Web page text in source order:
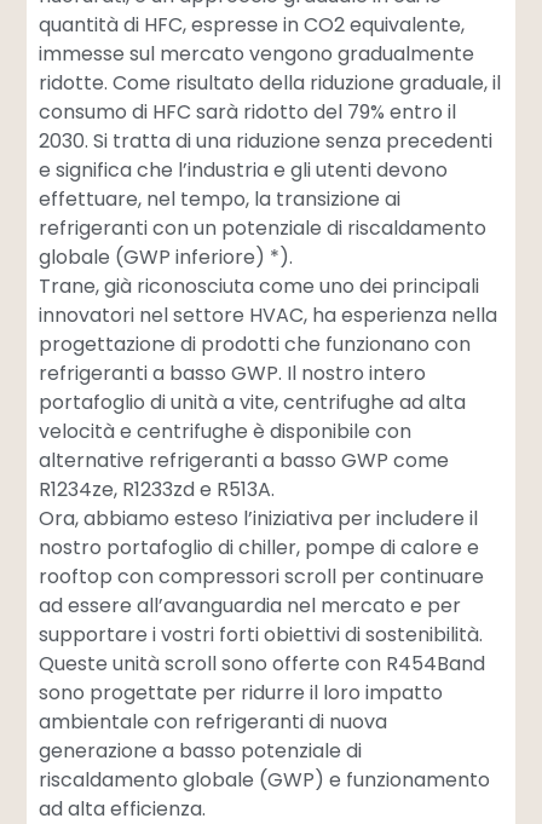
quantità di HFC, espresse in CO2 equivalente,
immesse sul mercato vengono gradualmente
ridotte. Come risultato della riduzione graduale, il
consumo di HFC sarà ridotto del 79% entro il
2030. Si tratta di una riduzione senza precedenti
e significa che l’industria e gli utenti devono
effettuare, nel tempo, la transizione ai
refrigeranti con un potenziale di riscaldamento
globale (GWP inferiore) *).
Trane, già riconosciuta come uno dei principali
innovatori nel settore HVAC, ha esperienza nella
progettazione di prodotti che funzionano con
refrigeranti a basso GWP. Il nostro intero
portafoglio di unità a vite, centrifughe ad alta
velocità e centrifughe è disponibile con
alternative refrigeranti a basso GWP come
R1234ze, R1233zd e R513A.
Ora, abbiamo esteso l’iniziativa per includere il
nostro portafoglio di chiller, pompe di calore e
rooftop con compressori scroll per continuare
ad essere all’avanguardia nel mercato e per
supportare i vostri forti obiettivi di sostenibilità.
Queste unità scroll sono offerte con R454Band
sono progettate per ridurre il loro impatto
ambientale con refrigeranti di nuova
generazione a basso potenziale di
riscaldamento globale (GWP) e funzionamento
ad alta efficienza.